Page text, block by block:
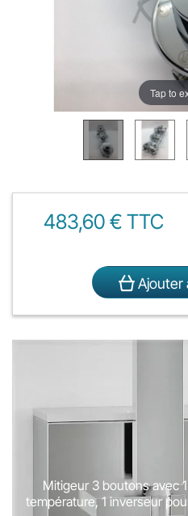
Tap to
483,60 € TTC
Ajouter
Mitigeur 3 boutons avec
température, 1 inverseur